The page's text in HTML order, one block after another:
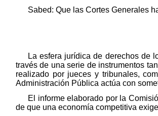
Sabed: Que las Cortes Generales
La esfera jurídica de derechos de
través de una serie de instrumentos
realizado por jueces y tribunales,
Administración Pública actúa con
El informe elaborado por la
de que una economía competitiva